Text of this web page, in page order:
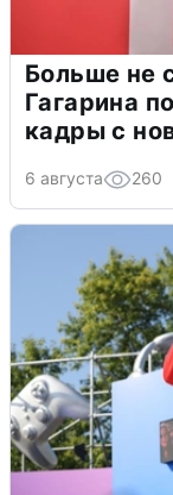
Больше не
Гагарина
кадры с
6 августа 260